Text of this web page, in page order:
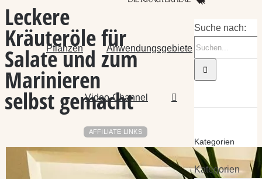
Pflanzen Anwendungsgebiete
Video-Channel
Leckere
Kräuteröle für
Salate und zum
Marinieren
selbst gemacht
AFFILIATE LINKS
Suche nach:
Kategorien
Kategorien